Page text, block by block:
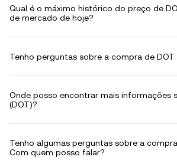
Qual é o máximo histórico do preço de
de mercado de hoje?
Tenho perguntas sobre a compra de
Onde posso encontrar mais informações
(DOT)?
Tenho algumas perguntas sobre a
Com quem posso falar?